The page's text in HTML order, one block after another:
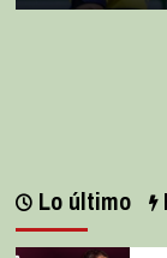
Lo último